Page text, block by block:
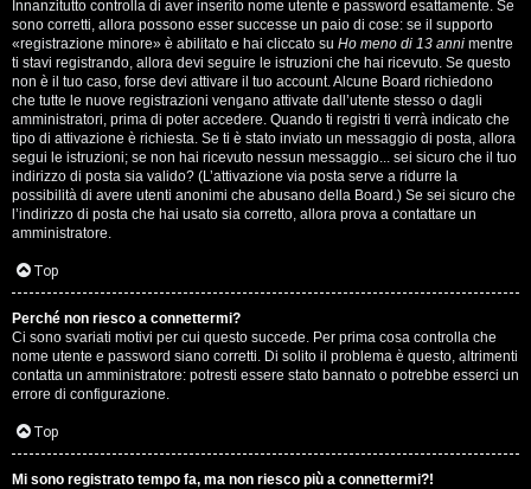
n
z
a
r
i
s
p
o
s
t
a
Innanzitutto controlla di aver inserito nome utente e password esattamente. Se
sono corretti, allora possono esser successe un paio di cose: se il supporto
«registrazione minore» è abilitato e hai cliccato su Ho meno di 13 anni mentre
ti stavi registrando, allora devi seguire le istruzioni che hai ricevuto. Se questo
non è il tuo caso, forse devi attivare il tuo account. Alcune Board richiedono
che tutte le nuove registrazioni vengano attivate dall’utente stesso o dagli
amministratori, prima di poter accedere. Quando ti registri ti verrà indicato che
tipo di attivazione è richiesta. Se ti è stato inviato un messaggio di posta, allora
segui le istruzioni; se non hai ricevuto nessun messaggio... sei sicuro che il tuo
indirizzo di posta sia valido? (L’attivazione via posta serve a ridurre la
possibilità di avere utenti anonimi che abusano della Board.) Se sei sicuro che
l’indirizzo di posta che hai usato sia corretto, allora prova a contattare un
amministratore.
Top
Perché non riesco a connettermi?
Ci sono svariati motivi per cui questo succede. Per prima cosa controlla che
nome utente e password siano corretti. Di solito il problema è questo, altrimenti
contatta un amministratore: potresti essere stato bannato o potrebbe esserci un
errore di configurazione.
Top
Mi sono registrato tempo fa, ma non riesco più a connettermi?!
i
g
i
D
'
A
g
o
s
t
i
n